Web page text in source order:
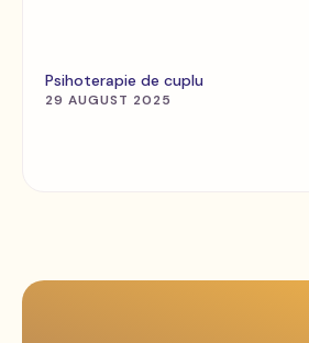
Psihoterapie de cuplu
29 AUGUST 2025